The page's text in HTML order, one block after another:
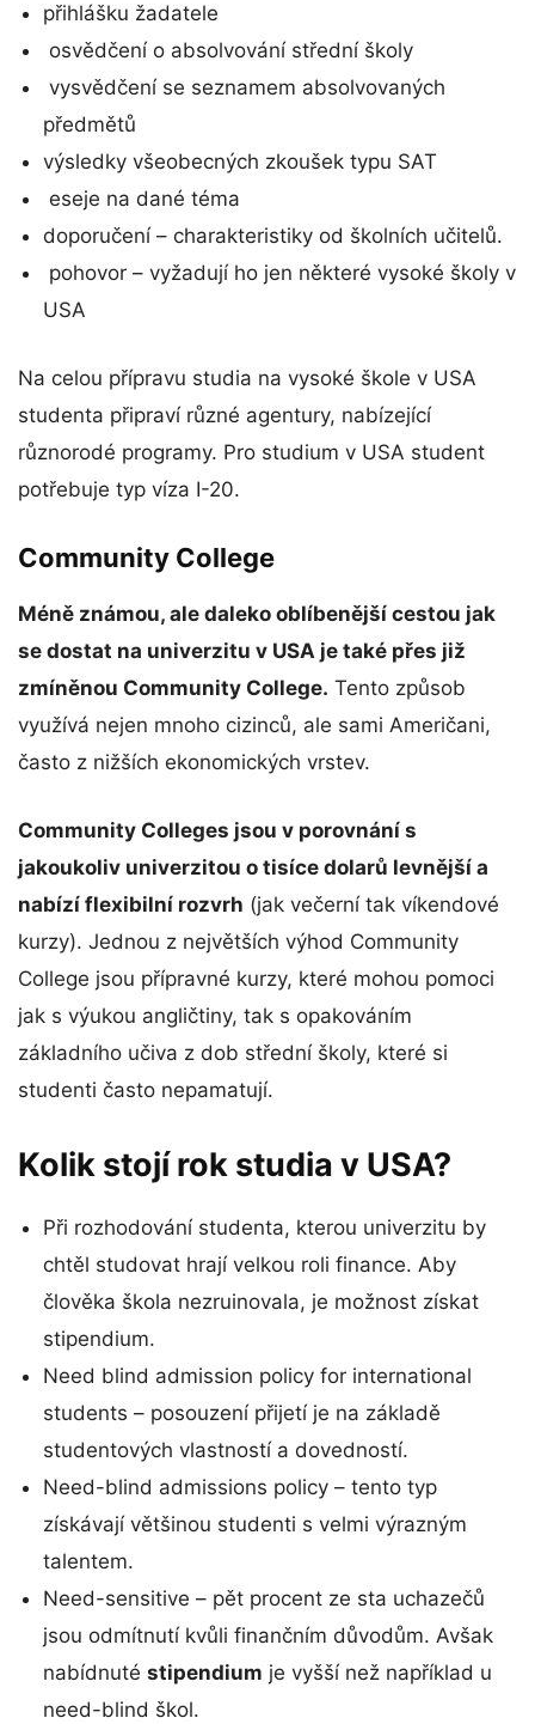
přihlášku žadatele
osvědčení o absolvování střední školy
vysvědčení se seznamem absolvovaných
předmětů
výsledky všeobecných zkoušek typu SAT
eseje na dané téma
doporučení – charakteristiky od školních učitelů.
pohovor – vyžadují ho jen některé vysoké školy v
USA
Na celou přípravu studia na vysoké škole v USA
studenta připraví různé agentury, nabízející
různorodé programy. Pro studium v USA student
potřebuje typ víza I-20.
Community College
Méně známou, ale daleko oblíbenější cestou jak
se dostat na univerzitu v USA je také přes již
zmíněnou Community College. Tento způsob
využívá nejen mnoho cizinců, ale sami Američani,
často z nižších ekonomických vrstev.
Community Colleges jsou v porovnání s
jakoukoliv univerzitou o tisíce dolarů levnější a
nabízí flexibilní rozvrh (jak večerní tak víkendové
kurzy). Jednou z největších výhod Community
College jsou přípravné kurzy, které mohou pomoci
jak s výukou angličtiny, tak s opakováním
základního učiva z dob střední školy, které si
studenti často nepamatují.
Kolik stojí rok studia v USA?
Při rozhodování studenta, kterou univerzitu by
chtěl studovat hrají velkou roli finance. Aby
člověka škola nezruinovala, je možnost získat
stipendium.
Need blind admission policy for international
students – posouzení přijetí je na základě
studentových vlastností a dovedností.
Need-blind admissions policy – tento typ
získávají většinou studenti s velmi výrazným
talentem.
Need-sensitive – pět procent ze sta uchazečů
jsou odmítnutí kvůli finančním důvodům. Avšak
nabídnuté stipendium je vyšší než například u
need-blind škol.